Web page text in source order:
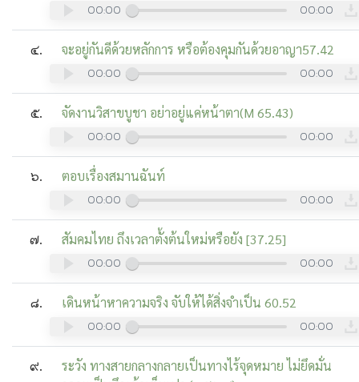
00:00
00:00
๔.
จะอยู่กันดีด้วยหลักการ หรือต้องคุมกันด้วยอาญา57.42
00:00
00:00
๕.
จัดงานวิสาขบูชา อย่าอยู่แค่หน้าตา(M 65.43)
00:00
00:00
๖.
ตอบเรื่องสมานฉันท์
00:00
00:00
๗.
สัมคมไทย ถึงเวลาตั้งต้นใหม่หรือยัง [37.25]
00:00
00:00
๘.
เดินหน้าหาความจริง จับให้ได้สิ่งจำเป็น 60.52
00:00
00:00
๙.
ระวัง ทางสายกลางกลายเป็นทางไร้จุดหมาย ไม่ยึดมั่น